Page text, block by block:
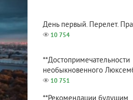
День первый. Перелет.
10 754
**Достопримечательности
необыкновенного
10 751